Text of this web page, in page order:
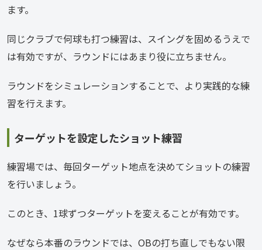
ます。
同じクラブで何球も打つ練習は、スイングを固めるうえで
は有効ですが、ラウンドにはあまり役に立ちません。
ラウンドをシミュレーションすることで、より実践的な練
習を行えます。
ターゲットを設定したショット練習
練習場では、毎回ターゲット地点を決めてショットの練習
を行いましょう。
このとき、1球ずつターゲットを変えることが有効です。
なぜなら本番のラウンドでは、OBの打ち直しでもない限